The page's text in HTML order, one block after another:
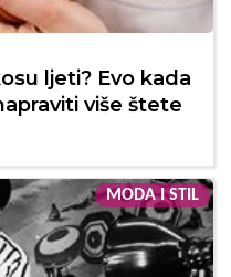
ljeti? Evo kada
više štete
MODA I STIL